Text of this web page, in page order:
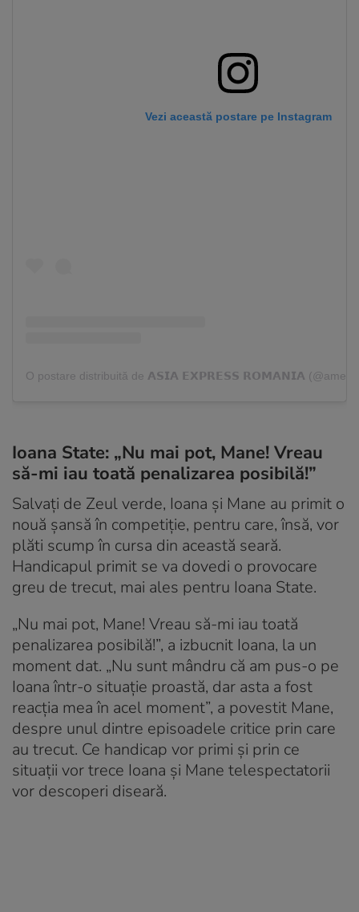
Vezi această postare pe Instagram
O postare distribuită de 𝗔𝗦𝗜𝗔 𝗘𝗫𝗣𝗥𝗘𝗦𝗦 𝗥𝗢𝗠𝗔𝗡𝗜𝗔
Ioana State: „Nu mai pot, Mane! Vreau
să-mi iau toată penalizarea posibilă!”
Salvați de Zeul verde, Ioana și Mane au primit o
nouă șansă în competiție, pentru care, însă, vor
plăti scump în cursa din această seară.
Handicapul primit se va dovedi o provocare
greu de trecut, mai ales pentru Ioana State.
„Nu mai pot, Mane! Vreau să-mi iau toată
penalizarea posibilă!”, a izbucnit Ioana, la un
moment dat. „Nu sunt mândru că am pus-o pe
Ioana într-o situație proastă, dar asta a fost
reacția mea în acel moment”, a povestit Mane,
despre unul dintre episoadele critice prin care
au trecut. Ce handicap vor primi și prin ce
situații vor trece Ioana și Mane telespectatorii
vor descoperi diseară.